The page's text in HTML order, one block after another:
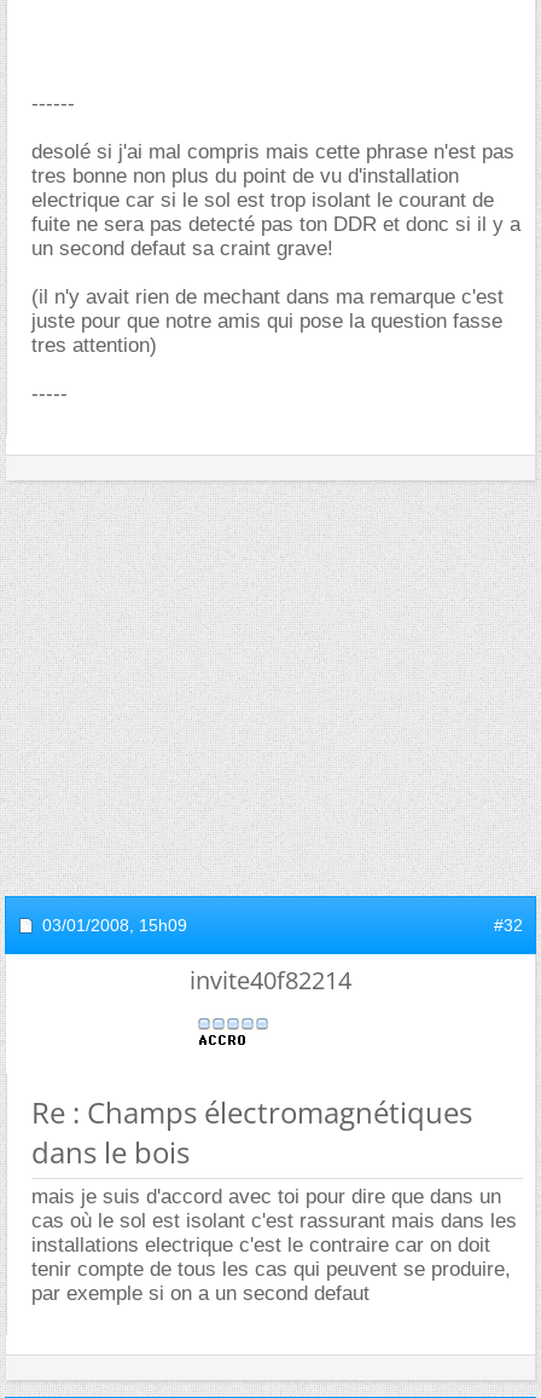
------
desolé si j'ai mal compris mais cette phrase n'est pas
tres bonne non plus du point de vu d'installation
electrique car si le sol est trop isolant le courant de
fuite ne sera pas detecté pas ton DDR et donc si il y a
un second defaut sa craint grave!
(il n'y avait rien de mechant dans ma remarque c'est
juste pour que notre amis qui pose la question fasse
tres attention)
-----
03/01/2008, 15h09 #32
invite40f82214
Re : Champs électromagnétiques
dans le bois
mais je suis d'accord avec toi pour dire que dans un
cas où le sol est isolant c'est rassurant mais dans les
installations electrique c'est le contraire car on doit
tenir compte de tous les cas qui peuvent se produire,
par exemple si on a un second defaut